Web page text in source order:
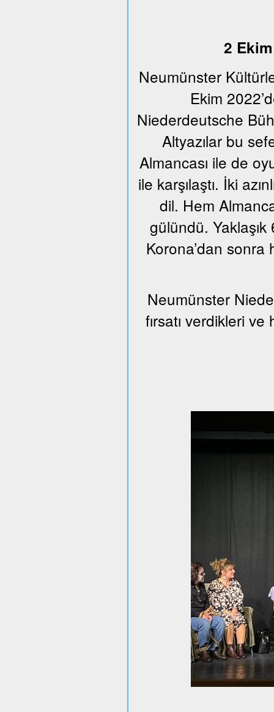
2
Neumünster
Ekim
Niederdeutsche
Altyazılar bu
Almancası ile de
ile karşılaştı. İki
dil. Hem
gülündü. Yaklaşık
Korona’dan
Neumünster
fırsatı verdikleri